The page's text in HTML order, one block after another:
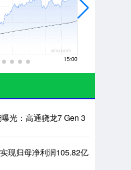
光：高通骁龙7 Gen 3
现归母净利润105.82亿